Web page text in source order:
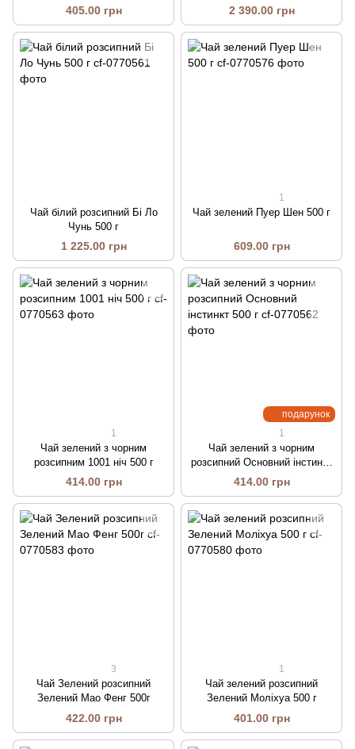
405.00 грн 2 390.00 грн
Чай білий розсипний Бі Ло
Чунь 500 г
1 225.00 грн
1
Чай зелений Пуер Шен 500 г
609.00 грн
1
Чай зелений з чорним
розсипним 1001 ніч 500 г
414.00 грн
подарунок
1
Чай зелений з чорним
розсипний Основний інстинкт
500 г
414.00 грн
3
Чай Зелений розсипний
Зелений Мао Фенг 500г
422.00 грн
1
Чай зелений розсипний
Зелений Моліхуа 500 г
401.00 грн